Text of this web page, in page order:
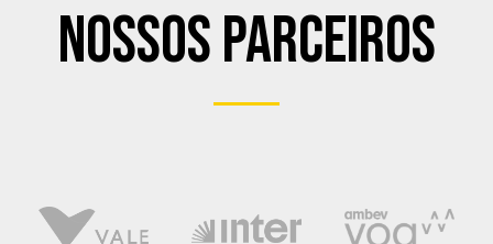
Nossos Parceiros